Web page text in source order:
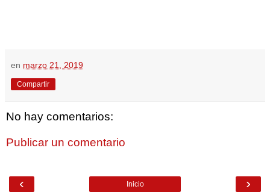
en marzo 21, 2019
Compartir
No hay comentarios:
Publicar un comentario
‹ ›
Inicio